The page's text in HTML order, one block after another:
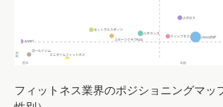
フィットネス業界のポジショニングマッ